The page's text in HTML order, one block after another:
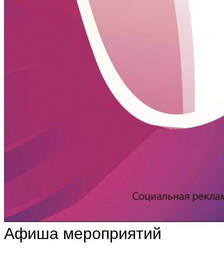
Афиша мероприятий